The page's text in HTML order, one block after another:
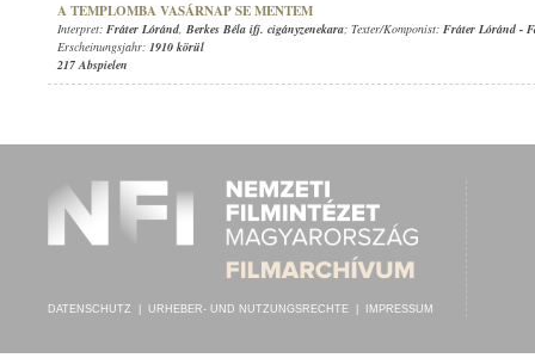
A TEMPLOMBA VASÁRNAP SE MENTEM
Interpret: Fráter Lóránd, Berkes Béla ifj. cigányzenekara; Texter/Komponist: Fráter Lóránd -
Erscheinungsjahr: 1910 körül
217 Abspielen
DATENSCHUTZ URHEBER- UND NUTZUNGSRECHTE IMPRESSUM